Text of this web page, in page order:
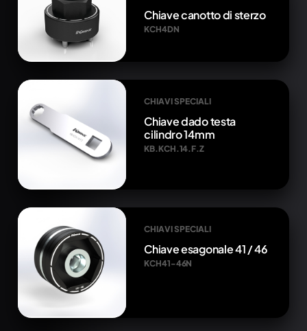
Chiave canotto di sterzo
KCH4DN
CHIAVI SPECIALI
Chiave dado testa
cilindro 14mm
KB.KCH.14.F.Z
CHIAVI SPECIALI
Chiave esagonale 41 / 46
KCH41-46N